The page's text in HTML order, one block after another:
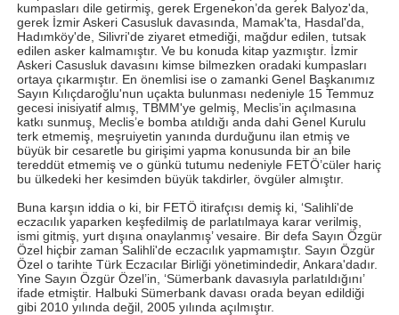
kumpasları dile getirmiş, gerek Ergenekon’da gerek Balyoz'da,
gerek İzmir Askeri Casusluk davasında, Mamak'ta, Hasdal'da,
Hadımköy'de, Silivri'de ziyaret etmediği, mağdur edilen, tutsak
edilen asker kalmamıştır. Ve bu konuda kitap yazmıştır. İzmir
Askeri Casusluk davasını kimse bilmezken oradaki kumpasları
ortaya çıkarmıştır. En önemlisi ise o zamanki Genel Başkanımız
Sayın Kılıçdaroğlu'nun uçakta bulunması nedeniyle 15 Temmuz
gecesi inisiyatif almış, TBMM'ye gelmiş, Meclis’in açılmasına
katkı sunmuş, Meclis’e bomba atıldığı anda dahi Genel Kurulu
terk etmemiş, meşruiyetin yanında durduğunu ilan etmiş ve
büyük bir cesaretle bu girişimi yapma konusunda bir an bile
tereddüt etmemiş ve o günkü tutumu nedeniyle FETÖ’cüler hariç
bu ülkedeki her kesimden büyük takdirler, övgüler almıştır.
Buna karşın iddia o ki, bir FETÖ itirafçısı demiş ki, ‘Salihli'de
eczacılık yaparken keşfedilmiş de parlatılmaya karar verilmiş,
ismi gitmiş, yurt dışına onaylanmış’ vesaire. Bir defa Sayın Özgür
Özel hiçbir zaman Salihli'de eczacılık yapmamıştır. Sayın Özgür
Özel o tarihte Türk Eczacılar Birliği yönetimindedir, Ankara'dadır.
Yine Sayın Özgür Özel’in, ‘Sümerbank davasıyla parlatıldığını’
ifade etmiştir. Halbuki Sümerbank davası orada beyan edildiği
gibi 2010 yılında değil, 2005 yılında açılmıştır.